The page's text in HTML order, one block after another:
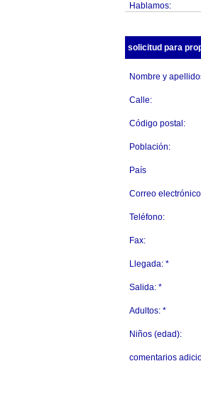
Hablamos:
solicitud para
Nombre y
Calle:
Código postal:
Población:
País
Correo
Teléfono:
Fax:
Llegada: *
Salida: *
Adultos: *
Niños (edad):
comentarios